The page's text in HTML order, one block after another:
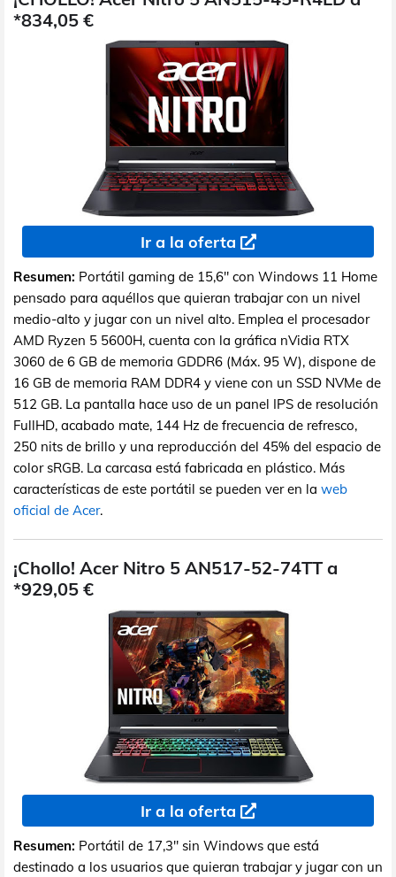
*834,05 €
Ir a la oferta
Resumen: Portátil gaming de 15,6" con Windows 11 Home
pensado para aquéllos que quieran trabajar con un nivel
medio-alto y jugar con un nivel alto. Emplea el procesador
AMD Ryzen 5 5600H, cuenta con la gráfica nVidia RTX
3060 de 6 GB de memoria GDDR6 (Máx. 95 W), dispone de
16 GB de memoria RAM DDR4 y viene con un SSD NVMe de
512 GB. La pantalla hace uso de un panel IPS de resolución
FullHD, acabado mate, 144 Hz de frecuencia de refresco,
250 nits de brillo y una reproducción del 45% del espacio de
color sRGB. La carcasa está fabricada en plástico. Más
características de este portátil se pueden ver en la web
oficial de Acer.
¡Chollo! Acer Nitro 5 AN517-52-74TT a
*929,05 €
Ir a la oferta
Resumen: Portátil de 17,3" sin Windows que está
destinado a los usuarios que quieran trabajar y jugar con un